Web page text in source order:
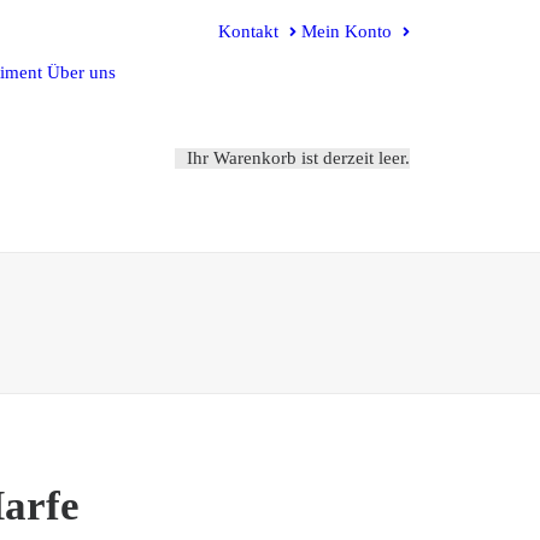
Kontakt Mein Konto
Über uns
Ihr Warenkorb ist derzeit leer.